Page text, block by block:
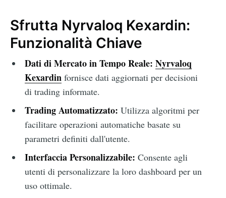
Sfrutta Nyrvaloq Kexardin:
Funzionalità Chiave
Dati di Mercato in Tempo Reale: Nyrvaloq
Kexardinfornisce dati aggiornati per decisioni
di trading informate.
Trading Automatizzato: Utilizza algoritmi per
facilitare operazioni automatiche basate su
parametri definiti dall'utente.
Interfaccia Personalizzabile: Consente agli
utenti di personalizzare la loro dashboard per un
uso ottimale.